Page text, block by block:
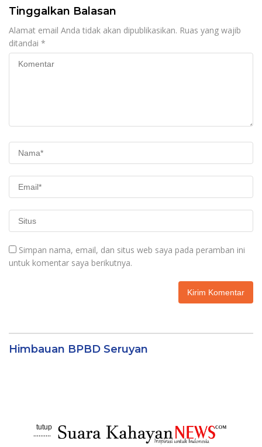
Tinggalkan Balasan
Alamat email Anda tidak akan dipublikasikan. Ruas yang wajib
ditandai *
Simpan nama, email, dan situs web saya pada peramban ini
untuk komentar saya berikutnya.
Himbauan BPBD Seruyan
tutup
..........